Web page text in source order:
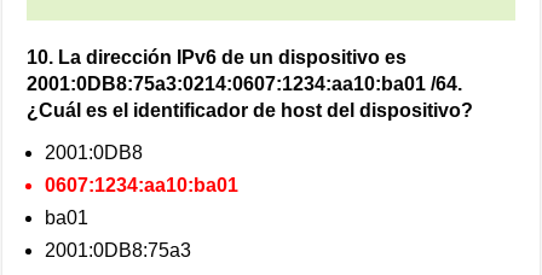
10. La dirección IPv6 de un dispositivo es
2001:0DB8:75a3:0214:0607:1234:aa10:ba01 /64.
¿Cuál es el identificador de host del dispositivo?
2001:0DB8
0607:1234:aa10:ba01
ba01
2001:0DB8:75a3